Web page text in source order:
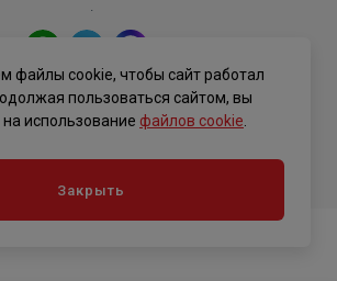
.
конфиденциальности
файлы cookie, чтобы сайт работал
пользоваться сайтом, вы
использование файлов cookie
Закрыть